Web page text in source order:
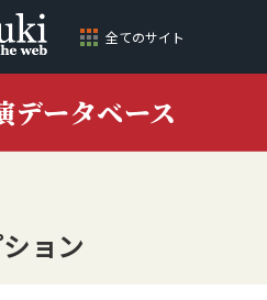
全てのサイト
データベース
ョン